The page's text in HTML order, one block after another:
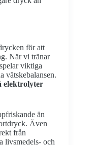
för att
När vi tränar
viktiga
vätskebalansen.
elektrolyter
än
Även
från
livsmedels- och